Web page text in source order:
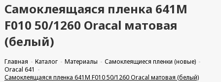
Самоклеящаяся пленка 641M
F010 50/1260 Oracal матовая
(белый)
Главная Каталог Материалы
Самоклеящиеся пленки (новые)
Oracal 641
Самоклеящаяся пленка 641M F010 50/1260 Oracal матовая (белый)